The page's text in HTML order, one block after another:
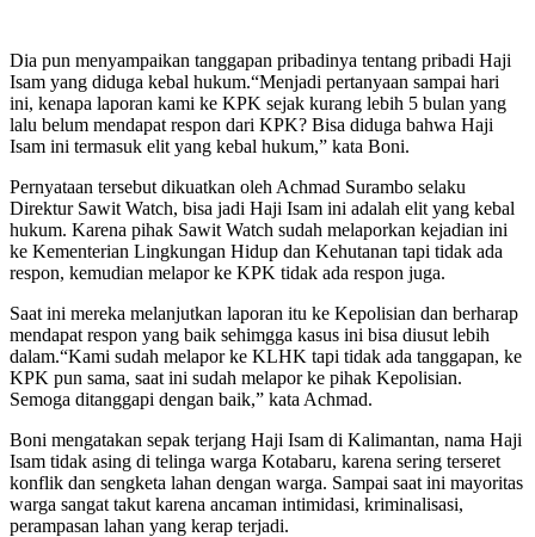
Dia pun menyampaikan tanggapan pribadinya tentang pribadi Haji
Isam yang diduga kebal hukum.“Menjadi pertanyaan sampai hari
ini, kenapa laporan kami ke KPK sejak kurang lebih 5 bulan yang
lalu belum mendapat respon dari KPK? Bisa diduga bahwa Haji
Isam ini termasuk elit yang kebal hukum,” kata Boni.
Pernyataan tersebut dikuatkan oleh Achmad Surambo selaku
Direktur Sawit Watch, bisa jadi Haji Isam ini adalah elit yang kebal
hukum. Karena pihak Sawit Watch sudah melaporkan kejadian ini
ke Kementerian Lingkungan Hidup dan Kehutanan tapi tidak ada
respon, kemudian melapor ke KPK tidak ada respon juga.
Saat ini mereka melanjutkan laporan itu ke Kepolisian dan berharap
mendapat respon yang baik sehimgga kasus ini bisa diusut lebih
dalam.“Kami sudah melapor ke KLHK tapi tidak ada tanggapan, ke
KPK pun sama, saat ini sudah melapor ke pihak Kepolisian.
Semoga ditanggapi dengan baik,” kata Achmad.
Boni mengatakan sepak terjang Haji Isam di Kalimantan, nama Haji
Isam tidak asing di telinga warga Kotabaru, karena sering terseret
konflik dan sengketa lahan dengan warga. Sampai saat ini mayoritas
warga sangat takut karena ancaman intimidasi, kriminalisasi,
perampasan lahan yang kerap terjadi.